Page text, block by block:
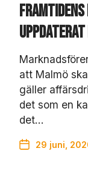
uppdaterat
att Malmö
gäller
det som en
det…
29 juni,